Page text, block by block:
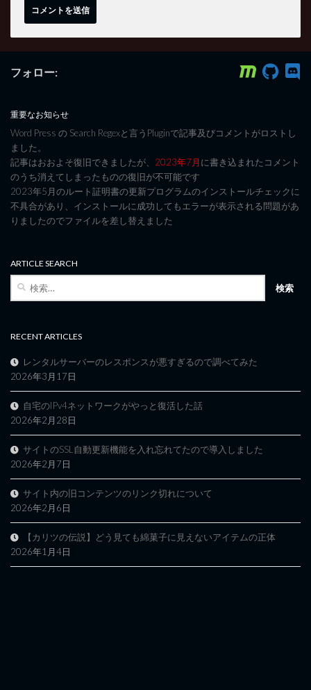
フォロー:
重要なお知らせ
Word Press の Search Regexと言うPluginで記事及びコメントがロストし
ました。
記事はおおよそ復旧できましたが、 2023年7月に書き込まれたコメント
のうち消えてしまったものの復旧が不可能です
2023年5月のルート証明書の更新プログラムのインストールチェックに
不具合があり、インストールに成功してもエラーが表示される問題があ
りましたのでファイルを差し替えました
ARTICLE SEARCH
検
RECENT ARTICLES
レンタルサーバーのレスポンスが悪すぎるので調べてみた
2026年3月17日
自宅のIPv4ネットワークがやっと復活した話
2026年2月28日
サイトのSSL自動更新機能を入れ忘れてたので導入しました
2026年2月7日
サイト内の旧コンテンツのリンク切れについて
2026年2月6日
【カリツの伝説】どう見ても綿菓子に見えないアイテムの正体
2026年1月4日